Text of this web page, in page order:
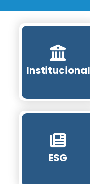
Institucional
ESG